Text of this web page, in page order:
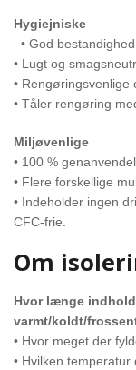
Hygiejniske
• God
• Lugt og
• Rengøringsvenlige
• Tåler rengøring
Miljøvenlige
• 100 %
• Flere forskellige
• Indeholder ingen
CFC-frie.
Om
Hvor længe
varmt/koldt/
• Hvor meget der
• Hvilken